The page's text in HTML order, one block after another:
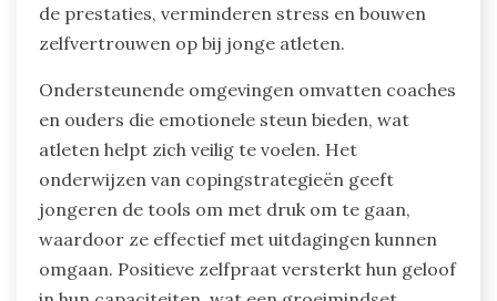
de prestaties, verminderen stress en bouwen
zelfvertrouwen op bij jonge atleten.
Ondersteunende omgevingen omvatten coaches
en ouders die emotionele steun bieden, wat
atleten helpt zich veilig te voelen. Het
onderwijzen van copingstrategieën geeft
jongeren de tools om met druk om te gaan,
waardoor ze effectief met uitdagingen kunnen
omgaan. Positieve zelfpraat versterkt hun geloof